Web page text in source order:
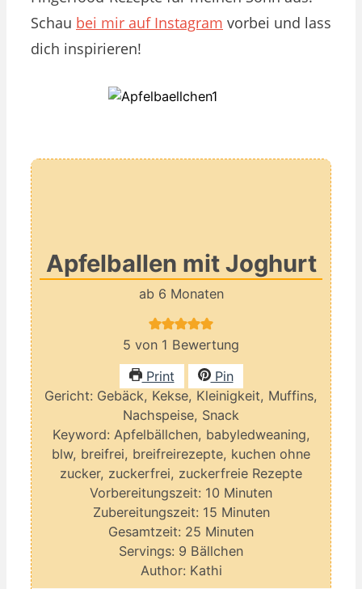
Schau bei mir auf Instagram vorbei und lass
dich inspirieren!
Apfelballen mit Joghurt
ab 6 Monaten
5 von 1 Bewertung
Print
Pin
Gericht: Gebäck, Kekse, Kleinigkeit, Muffins,
Nachspeise, Snack
Keyword: Apfelbällchen, babyledweaning,
blw, breifrei, breifreirezepte, kuchen ohne
zucker, zuckerfrei, zuckerfreie Rezepte
Vorbereitungszeit: 10 Minuten
Minuten
Zubereitungszeit: 15Minuten
Minuten
Gesamtzeit: 25 Minuten
Minuten
Servings: 9 Bällchen
Author: Kathi